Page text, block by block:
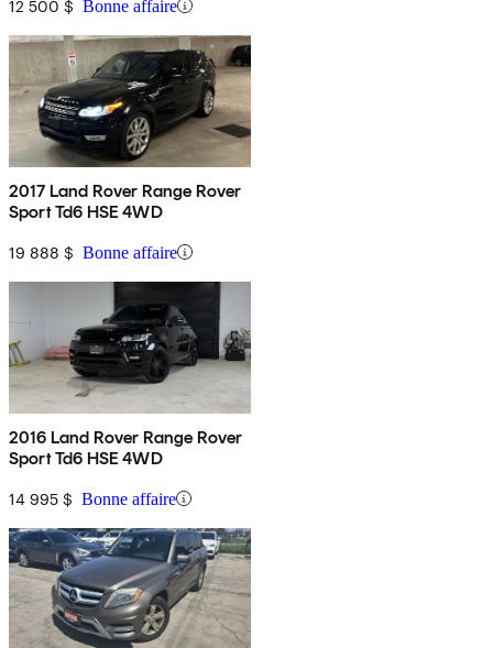
12 500 $ Bonne affaire
2017 Land Rover Range Rover
Sport Td6 HSE 4WD
19 888 $ Bonne affaire
2016 Land Rover Range Rover
Sport Td6 HSE 4WD
14 995 $ Bonne affaire